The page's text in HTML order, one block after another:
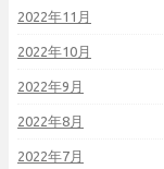
2022年11月
2022年10月
2022年9月
2022年8月
2022年7月